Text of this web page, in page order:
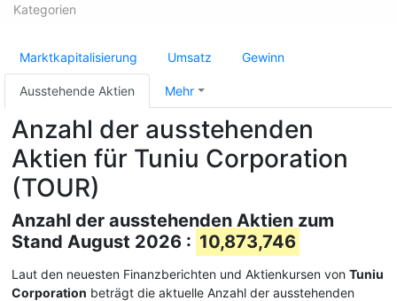
Kategorien
Marktkapitalisierung Umsatz Gewinn
Ausstehende Aktien Mehr
Anzahl der ausstehenden
Aktien für Tuniu Corporation
(TOUR)
Anzahl der ausstehenden Aktien zum
Stand August 2026 : 10,873,746
Laut den neuesten Finanzberichten und Aktienkursen von Tuniu
Corporation beträgt die aktuelle Anzahl der ausstehenden